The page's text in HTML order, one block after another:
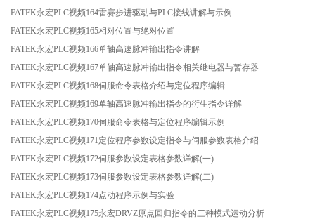
FATEK永宏PLC视频164雷赛步进驱动与PLC接线讲解与示例
FATEK永宏PLC视频165相对位置与绝对位置
FATEK永宏PLC视频166单轴高速脉冲输出指令讲解
FATEK永宏PLC视频167单轴高速脉冲输出指令相关继电器与暂存器
FATEK永宏PLC视频168伺服命令表格介绍与定位程序编辑
FATEK永宏PLC视频169单轴高速脉冲输出指令的衍生指令详解
FATEK永宏PLC视频170伺服命令表格与定位程序编辑示例
FATEK永宏PLC视频171定位程序参数设定指令与伺服参数表格介绍
FATEK永宏PLC视频172伺服参数设定表格参数详解(一)
FATEK永宏PLC视频173伺服参数设定表格参数详解(二)
FATEK永宏PLC视频174点动程序示例与实验
FATEK永宏PLC视频175永宏DRVZ原点回归指令的三种模式运动分析